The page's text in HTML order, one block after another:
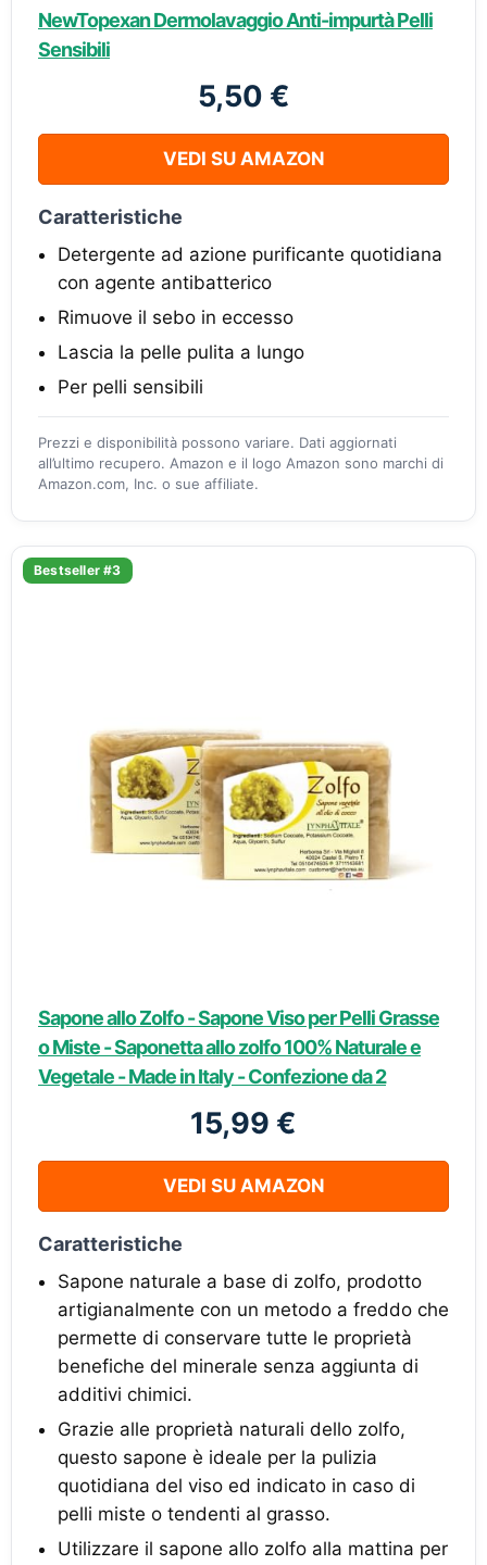
NewTopexan Dermolavaggio Anti-impurtà Pelli
Sensibili
5,50 €
VEDI SU AMAZON
Caratteristiche
Detergente ad azione purificante quotidiana
con agente antibatterico
Rimuove il sebo in eccesso
Lascia la pelle pulita a lungo
Per pelli sensibili
Prezzi e disponibilità possono variare. Dati aggiornati
all’ultimo recupero. Amazon e il logo Amazon sono marchi di
Amazon.com, Inc. o sue affiliate.
Bestseller #3
Sapone allo Zolfo - Sapone Viso per Pelli Grasse
o Miste - Saponetta allo zolfo 100% Naturale e
Vegetale - Made in Italy - Confezione da 2
15,99 €
VEDI SU AMAZON
Caratteristiche
Sapone naturale a base di zolfo, prodotto
artigianalmente con un metodo a freddo che
permette di conservare tutte le proprietà
benefiche del minerale senza aggiunta di
additivi chimici.
Grazie alle proprietà naturali dello zolfo,
questo sapone è ideale per la pulizia
quotidiana del viso ed indicato in caso di
pelli miste o tendenti al grasso.
Utilizzare il sapone allo zolfo alla mattina per